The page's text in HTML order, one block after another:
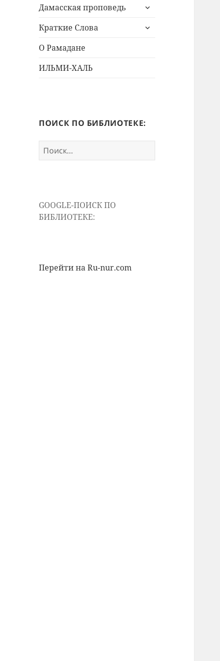
меню
Дамасская проповедь
раскрыть
меню
Краткие Слова
раскрыть
О Рамадане
ИЛЬМИ-ХАЛЬ
ПОИСК ПО БИБЛИОТЕКЕ:
Найти:
GOOGLE-ПОИСК ПО
БИБЛИОТЕКЕ:
Перейти на Ru-nur.com